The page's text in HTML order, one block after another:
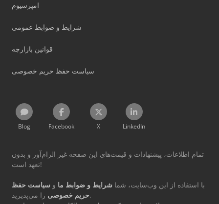
امپرسیوم
شرایط و ضوابط عمومی
قوانین بازارچه
سیاست حفظ حریم خصوصی
Blog Facebook X LinkedIn
تمام اطلاعات، پیشنهادات و قیمت‌های این صفحه غیر الزام‌آور و بدون
تعهد است!
با استفاده از این وب‌سایت، شما شرایط و ضوابط ما و سیاست حفظ
حریم خصوصیرا می‌پذیرید.